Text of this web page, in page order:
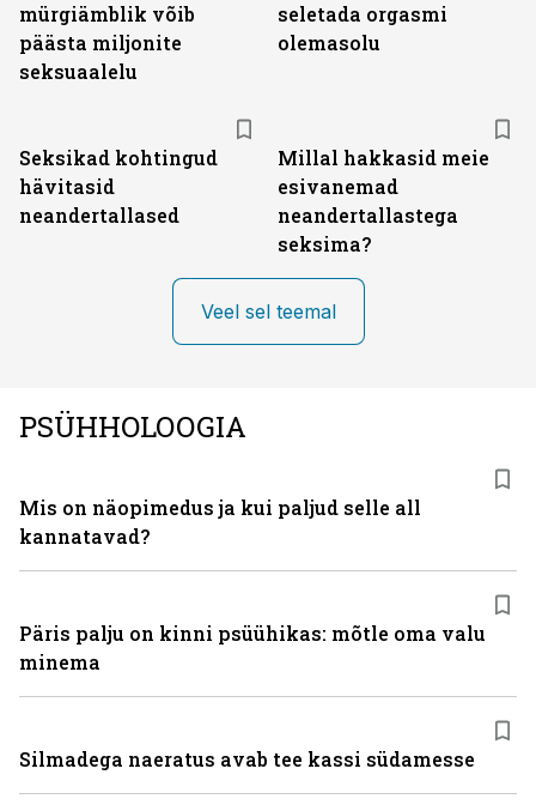
mürgiämblik võib
päästa miljonite
seksuaalelu
seletada orgasmi
olemasolu
Seksikad kohtingud
hävitasid
neandertallased
Millal hakkasid meie
esivanemad
neandertallastega
seksima?
Veel sel teemal
PSÜHHOLOOGIA
Mis on näopimedus ja kui paljud selle all
kannatavad?
Päris palju on kinni psüühikas: mõtle oma valu
minema
Silmadega naeratus avab tee kassi südamesse